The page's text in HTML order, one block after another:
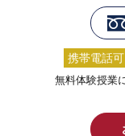
携帯電話可
無料体験授業